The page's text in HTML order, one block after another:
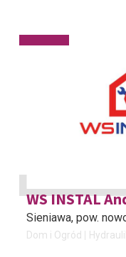
WS INSTAL
Sieniawa, pow.
Dom i Ogród